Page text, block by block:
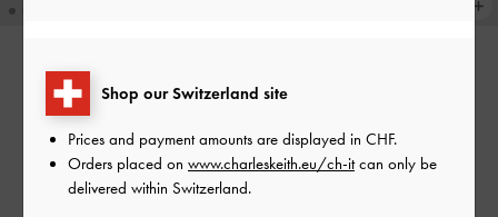
Borsa Tote Ginevra Grande
Marrone
CHF129.00
CHF95.00
Shop our Switzerland site
Prices and payment amounts are displayed in CHF.
Orders placed on www.charleskeith.eu/ch-itcan only be
delivered within Switzerland.